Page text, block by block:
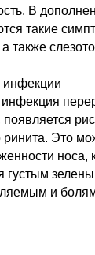
В
такие
также
инфекции
ринита. Это
носа,
густым
и